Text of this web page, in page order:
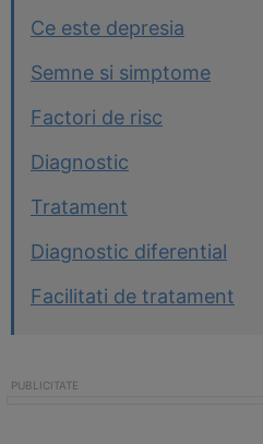
Ce este depresia
Semne si simptome
Factori de risc
Diagnostic
Tratament
Diagnostic diferential
Facilitati de tratament